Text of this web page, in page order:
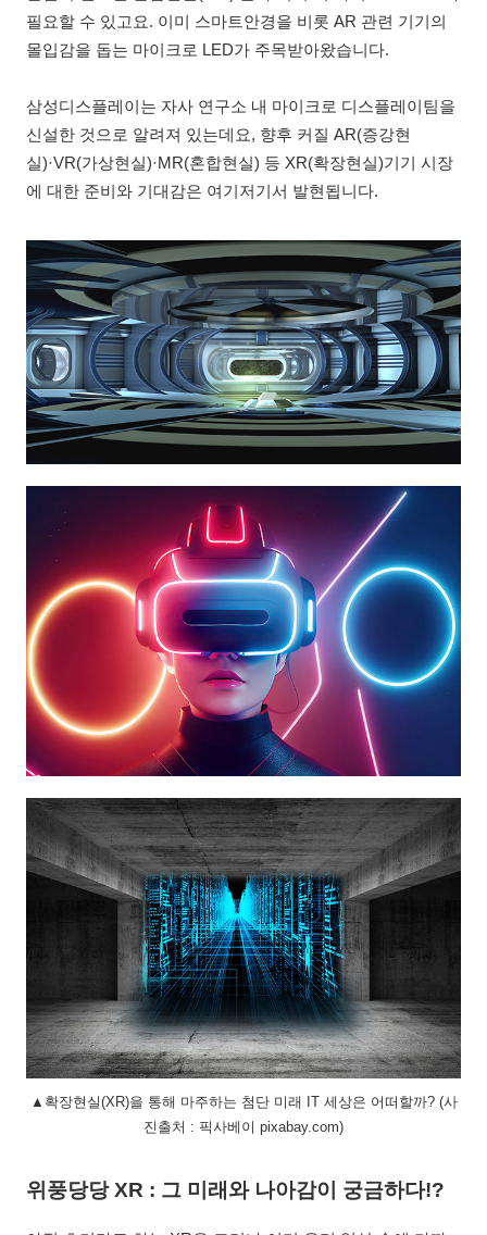
필요할 수 있고요. 이미 스마트안경을 비롯 AR 관련 기기의
몰입감을 돕는 마이크로 LED가 주목받아왔습니다.
삼성디스플레이는 자사 연구소 내 마이크로 디스플레이팀을
신설한 것으로 알려져 있는데요, 향후 커질 AR(증강현
실)·VR(가상현실)·MR(혼합현실) 등 XR(확장현실)기기 시장
에 대한 준비와 기대감은 여기저기서 발현됩니다.
▲확장현실(XR)을 통해 마주하는 첨단 미래 IT 세상은 어떠할까? (사
진출처 : 픽사베이 pixabay.com)
위풍당당 XR : 그 미래와 나아감이 궁금하다!?